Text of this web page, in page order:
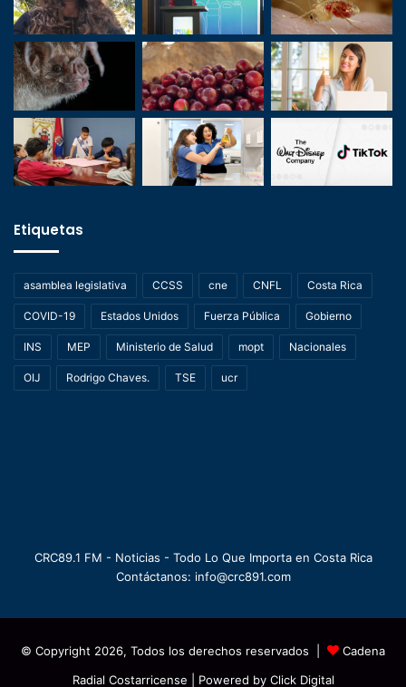
Etiquetas
asamblea legislativa CCSS cne CNFL Costa Rica
COVID-19 Estados Unidos Fuerza Pública Gobierno
INS MEP Ministerio de Salud mopt Nacionales
OIJ Rodrigo Chaves. TSE ucr
CRC89.1 FM - Noticias - Todo Lo Que Importa en Costa Rica
Contáctanos: info@crc891.com
© Copyright 2026, Todos los derechos reservados |
Cadena
Radial Costarricense | Powered by Click Digital